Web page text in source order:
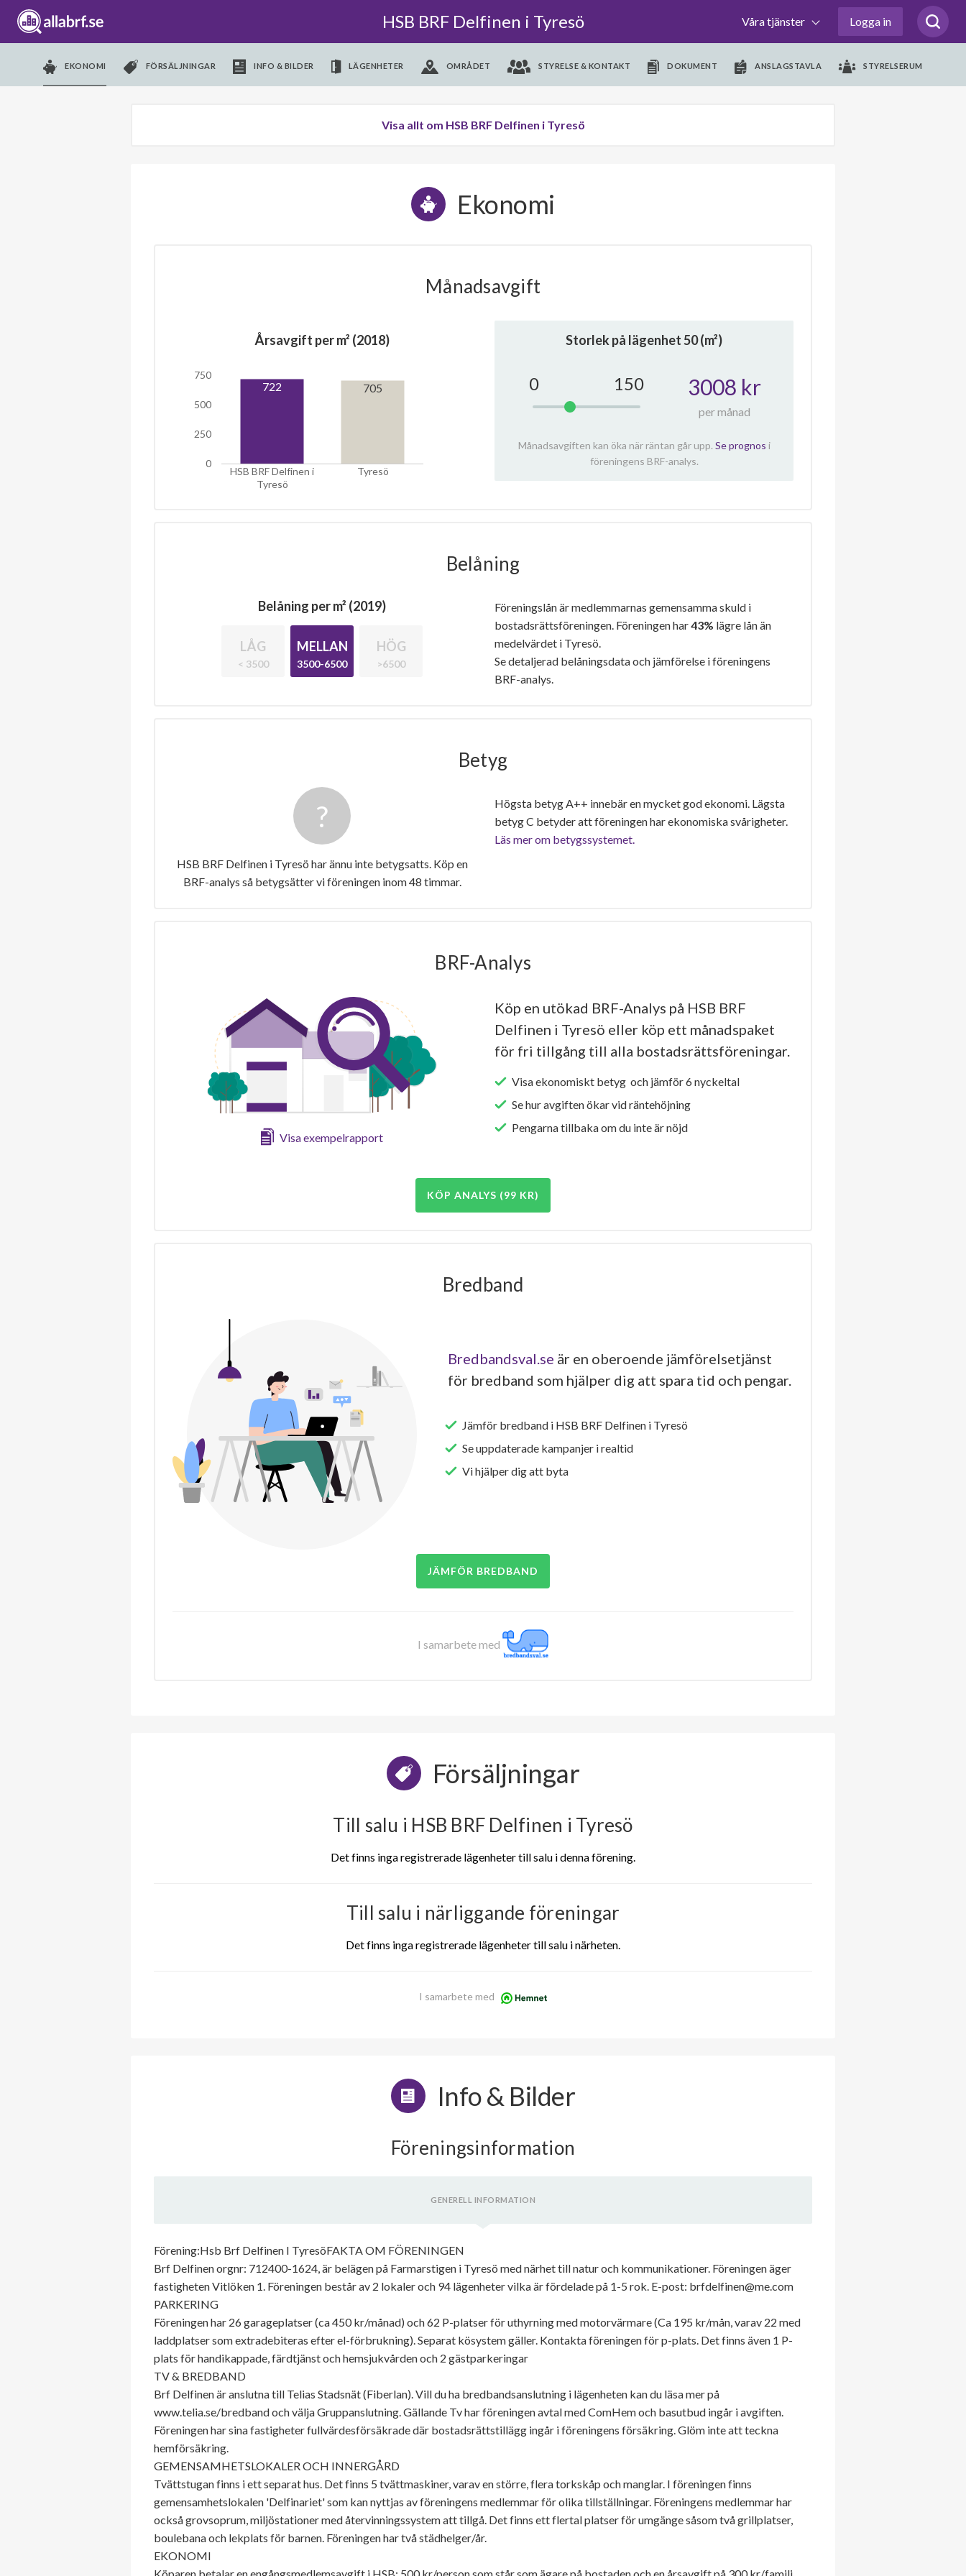
HSB BRF Delfinen i Tyresö Våra tjänster Logga in
EKONOMI FÖRSÄLJNINGAR INFO & BILDER LÄGENHETER OMRÅDET STYRELSE & KONTAKT DOKUMENT ANSLAGSTAVLA STYRELSERUM
Visa allt om HSB BRF Delfinen i Tyresö
Ekonomi
Månadsavgift
Årsavgift per m² (2018)
HSB BRF Delfinen i
Tyresö
Tyresö
0
250
500
750
722 705
Storlek på lägenhet50(m²)
0 150 3008 kr
per månad
Månadsavgiften kan öka när räntan går upp. Se prognos i
föreningens BRF-analys.
Belåning
Belåning per m² (2019)
LÅG
< 3500
MELLAN
3500-6500
HÖG
>6500
Föreningslån är medlemmarnas gemensamma skuld i
bostadsrättsföreningen. Föreningen har43% lägre lån än
medelvärdet i Tyresö.
Se detaljerad belåningsdata och jämförelse i föreningens
BRF-analys.
Betyg
HSB BRF Delfinen i Tyresö har ännu inte betygsatts. Köp en
BRF-analys så betygsätter vi föreningen inom 48 timmar.
Högsta betyg A++ innebär en mycket god ekonomi. Lägsta
betyg C betyder att föreningen har ekonomiska svårigheter.
Läs mer om betygssystemet.
BRF-Analys
Visa exempelrapport
Köp en utökad BRF-Analys på HSB BRF
Delfinen i Tyresö eller köp ett månadspaket
för fri tillgång till alla bostadsrättsföreningar.
Visa ekonomiskt betyg och jämför 6 nyckeltal
Se hur avgiften ökar vid räntehöjning
Pengarna tillbaka om du inte är nöjd
KÖP ANALYS (99 KR)
Bredband
Bredbandsval.se är en oberoende jämförelsetjänst
för bredband som hjälper dig att spara tid och pengar.
Jämför bredband i HSB BRF Delfinen i Tyresö
Se uppdaterade kampanjer i realtid
Vi hjälper dig att byta
JÄMFÖR BREDBAND
I samarbete med
Försäljningar
Till salu i HSB BRF Delfinen i Tyresö
Det finns inga registrerade lägenheter till salu i denna förening.
Till salu i närliggande föreningar
Det finns inga registrerade lägenheter till salu i närheten.
I samarbete med
Info & Bilder
Föreningsinformation
GENERELL INFORMATION
Förening:Hsb Brf Delfinen I TyresöFAKTA OM FÖRENINGEN
Brf Delfinen orgnr: 712400-1624, är belägen på Farmarstigen i Tyresö med närhet till natur och kommunikationer. Föreningen äger
fastigheten Vitlöken 1. Föreningen består av 2 lokaler och 94 lägenheter vilka är fördelade på 1-5 rok. E-post: brfdelfinen@me.com
PARKERING
Föreningen har 26 garageplatser (ca 450 kr/månad) och 62 P-platser för uthyrning med motorvärmare (Ca 195 kr/mån, varav 22 med
laddplatser som extradebiteras efter el-förbrukning). Separat kösystem gäller. Kontakta föreningen för p-plats. Det finns även 1 P-
plats för handikappade, färdtjänst och hemsjukvården och 2 gästparkeringar
TV & BREDBAND
Brf Delfinen är anslutna till Telias Stadsnät (Fiberlan). Vill du ha bredbandsanslutning i lägenheten kan du läsa mer på
www.telia.se/bredband och välja Gruppanslutning. Gällande Tv har föreningen avtal med ComHem och basutbud ingår i avgiften.
Föreningen har sina fastigheter fullvärdesförsäkrade där bostadsrättstillägg ingår i föreningens försäkring. Glöm inte att teckna
hemförsäkring.
GEMENSAMHETSLOKALER OCH INNERGÅRD
Tvättstugan finns i ett separat hus. Det finns 5 tvättmaskiner, varav en större, flera torkskåp och manglar. I föreningen finns
gemensamhetslokalen 'Delfinariet' som kan nyttjas av föreningens medlemmar för olika tillställningar. Föreningens medlemmar har
också grovsoprum, miljöstationer med återvinningssystem att tillgå. Det finns ett flertal platser för umgänge såsom två grillplatser,
boulebana och lekplats för barnen. Föreningen har två städhelger/år.
EKONOMI
Köparen betalar en engångsmedlemsavgift i HSB: 500 kr/person som står som ägare på bostaden och en årsavgift på 300 kr/familj